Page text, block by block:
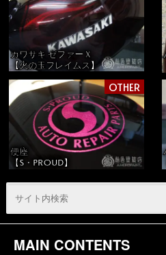
カワサキ ゼファーＸ
【火の玉フレイムス】
OTHER
便座
【S・PROUD】
MAIN CONTENTS